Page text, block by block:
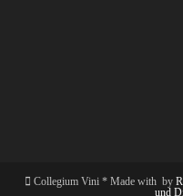
Collegium Vini * Made with by
und